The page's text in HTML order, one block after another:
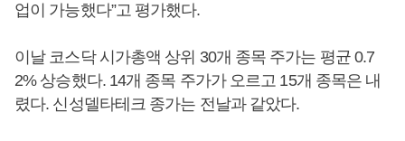
업이 가능했다”고 평가했다.
이날 코스닥 시가총액 상위 30개 종목 주가는 평균 0.7
2% 상승했다. 14개 종목 주가가 오르고 15개 종목은 내
렸다. 신성델타테크 종가는 전날과 같았다.